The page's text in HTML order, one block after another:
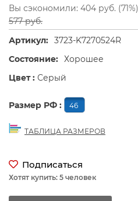
Вы сэкономили: 404 руб. (71%)
577 руб.
Артикул: 3723-K7270524R
Состояние: Хорошее
Цвет : Серый
Размер РФ : 46
ТАБЛИЦА РАЗМЕРОВ
Подписаться
Хотят купить: 5 человек